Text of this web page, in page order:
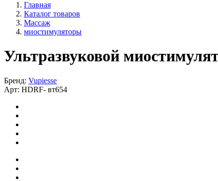
Главная
Каталог товаров
Массаж
миостимуляторы
Ультразвуковой
Бренд: Vupiesse
Арт: HDRF- вт654